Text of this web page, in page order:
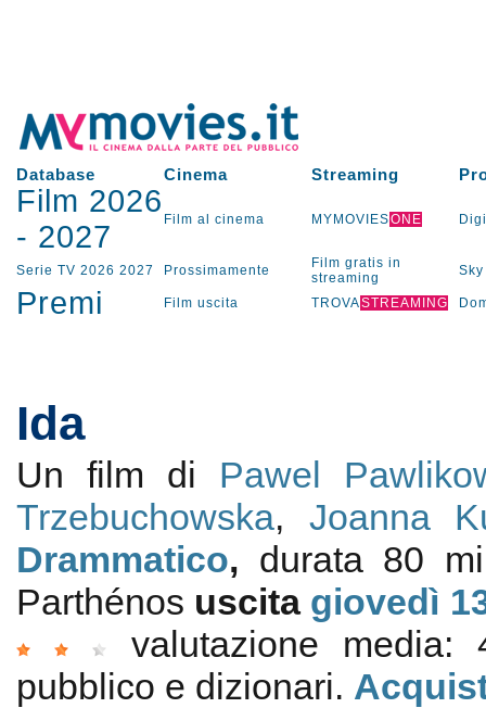
Database Cinema Streaming
Film 2026
- 2027 Film al cinema MYMOVIESONE
Serie TV 2026 2027 Prossimamente
Film gratis in
streaming
Sky
Premi Film uscita TROVASTREAMING
Ida
Un film di Pawel
Trzebuchowska, Joanna
Drammatico, durata 80
Parthénos uscita giovedì
valutazione media:
pubblico e dizionari.